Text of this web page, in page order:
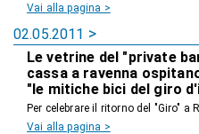
Vai alla pagina >
02.05.2011
Le vetrine del "private
cassa a ravenna
"le mitiche bici del giro
Per celebrare il ritorno del "Giro" a
Vai alla pagina >